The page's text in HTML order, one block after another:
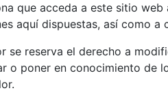
que acceda a este sitio
aquí dispuestas, así como
se reserva el derecho a
o poner en conocimiento de